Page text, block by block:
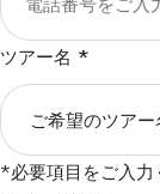
ツアー名 *
*必要項目をご入力